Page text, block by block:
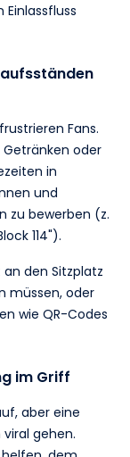
Fans.
Getränken oder
in
und
zu bewerben (z.
114").
den Sitzplatz
müssen, oder
wie QR-Codes
im Griff
aber eine
gehen.